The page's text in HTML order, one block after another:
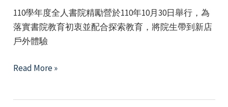
110學年度全人書院精勵營於110年10月30日舉行，為
落實書院教育初衷並配合探索教育，將院生帶到新店
戶外體驗
Honors
Read More »